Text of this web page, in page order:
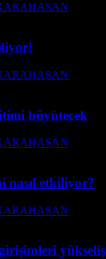
büyütecek
nasıl etkiliyor?